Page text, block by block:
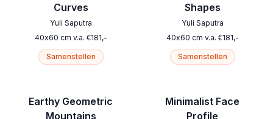
Curves
Yuli Saputra
40x60 cm v.a. €181,-
Samenstellen
Earthy Geometric
Mountains
Shapes
Yuli Saputra
40x60 cm v.a. €181,-
Samenstellen
Minimalist Face
Profile